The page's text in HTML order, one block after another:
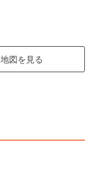
地図を見る